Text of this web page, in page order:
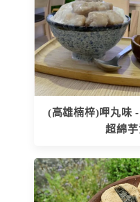
(高雄楠梓)呷丸味
超綿